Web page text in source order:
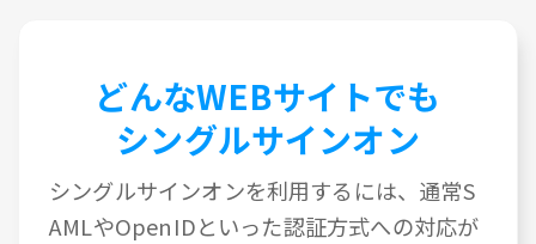
どんなWEBサイトでも
シングルサインオン
シングルサインオンを利用するには、通常S
AMLやOpenIDといった認証方式への対応が